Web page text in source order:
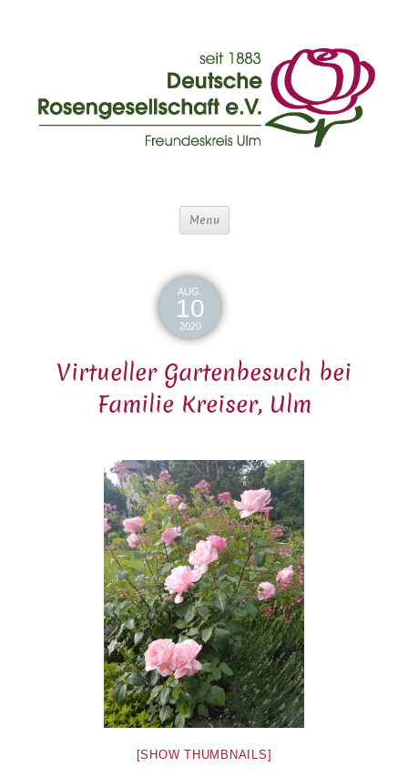
Menu
AUG.
10
2020
Virtueller Gartenbesuch bei
Familie Kreiser, Ulm
[SHOW THUMBNAILS]